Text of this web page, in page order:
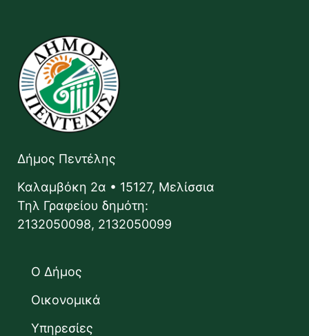
Δήμος Πεντέλης
Καλαμβόκη 2α • 15127, Μελίσσια
Τηλ Γραφείου δημότη:
2132050098, 2132050099
Ο Δήμος
Οικονομικά
Υπηρεσίες